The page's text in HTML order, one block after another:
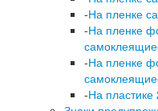
-На пленке
-На пленке
-На пленке
-На